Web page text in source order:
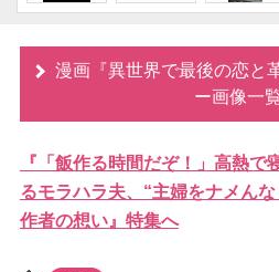
漫画『異世界で最後の恋と
ー画像一
『「飯作る時間だぞ！」高熱で
るモラハラ夫、“主婦をナメん
作者の想い』特集へ